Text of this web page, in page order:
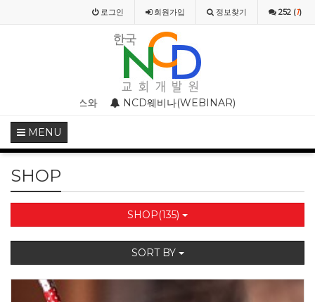
로그인 회원가입 정보찾기 252 (1)
NCD웨비나(WEBINAR) 2020 4월 특별 강의
MENU
SHOP
SHOP(135)
SORT BY